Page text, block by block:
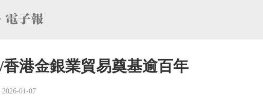
港金銀業貿易奠基逾百年
2026-01-07